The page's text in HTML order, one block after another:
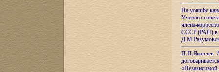
На youtube
Ученого
члена-
СССР (РАН) в
П.П.Яковлев.
«Независимой